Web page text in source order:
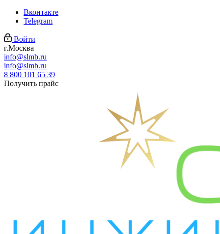
Вконтакте
Telegram
Войти
г.Москва
info@slmb.ru
info@slmb.ru
8 800 101 65 39
Получить прайс